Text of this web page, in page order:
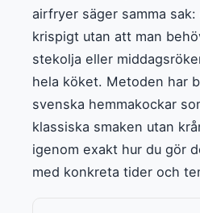
airfryer säger samma
krispigt utan att man
stekolja eller
hela köket. Metoden har
svenska hemmakockar
klassiska smaken utan
igenom exakt hur du gör
med konkreta tider och